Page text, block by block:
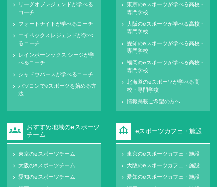
keyboard_arrow_right
リーグオブレジェンドが学べる
コーチ
keyboard_arrow_right フォートナイトが学べるコーチ
keyboard_arrow_right
エイペックスレジェンドが学べ
るコーチ
keyboard_arrow_right
レインボーシックス シージが学
べるコーチ
keyboard_arrow_right シャドウバースが学べるコーチ
keyboard_arrow_right
パソコンでeスポーツを始める方
法
keyboard_arrow_right
東京のeスポーツが学べる高校・
専門学校
keyboard_arrow_right
大阪のeスポーツが学べる高校・
専門学校
keyboard_arrow_right
愛知のeスポーツが学べる高校・
専門学校
keyboard_arrow_right
福岡のeスポーツが学べる高校・
専門学校
keyboard_arrow_right
北海道のeスポーツが学べる高
校・専門学校
keyboard_arrow_right 情報掲載ご希望の方へ
groups
おすすめ地域のeスポーツ
チーム
keyboard_arrow_right 東京のeスポーツチーム
keyboard_arrow_right 大阪のeスポーツチーム
keyboard_arrow_right 愛知のeスポーツチーム
foundation eスポーツカフェ・施設
keyboard_arrow_right 東京のeスポーツカフェ・施設
keyboard_arrow_right 大阪のeスポーツカフェ・施設
keyboard_arrow_right 愛知のeスポーツカフェ・施設